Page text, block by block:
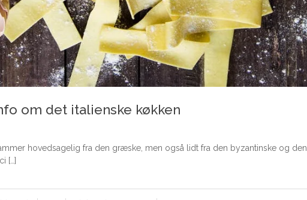
om det italienske køkken
hovedsagelig fra den græske, men også lidt fra den byzantinske og den
[…]